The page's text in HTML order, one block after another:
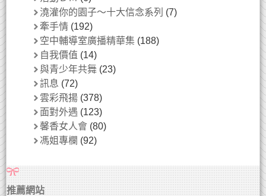
澆灌你的園子～十大信念系列 (7)
牽手情 (192)
空中輔導室廣播精華集 (188)
自我價值 (14)
與青少年共舞 (23)
訊息 (72)
雲彩飛揚 (378)
面對外遇 (123)
馨香女人會 (80)
馮姐專欄 (92)
推薦網站